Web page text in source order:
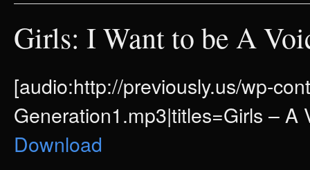
Haar
–
Shortcut
Stories
Girls: I Want to be A
[audio:http://previously.us/wp-
Generation1.mp3|titles=Girls – A
Download